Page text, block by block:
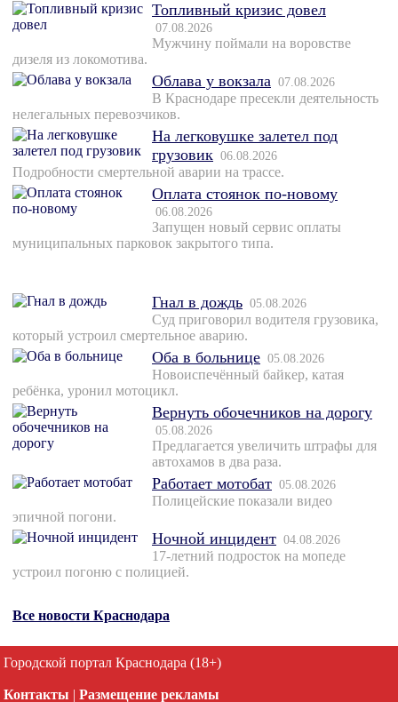
Топливный кризис довел
07.08.2026
Мужчину поймали на воровстве
дизеля из локомотива.
Облава у вокзала 07.08.2026
В Краснодаре пресекли деятельность
нелегальных перевозчиков.
На легковушке залетел под
грузовик 06.08.2026
Подробности смертельной аварии на трассе.
Оплата стоянок по-новому
06.08.2026
Запущен новый сервис оплаты
муниципальных парковок закрытого типа.
Гнал в дождь 05.08.2026
Суд приговорил водителя грузовика,
который устроил смертельное аварию.
Оба в больнице 05.08.2026
Новоиспечённый байкер, катая
ребёнка, уронил мотоцикл.
Вернуть обочечников на дорогу
05.08.2026
Предлагается увеличить штрафы для
автохамов в два раза.
Работает мотобат 05.08.2026
Полицейские показали видео
эпичной погони.
Ночной инцидент 04.08.2026
17-летний подросток на мопеде
устроил погоню с полицией.
Все новости Краснодара
Городской портал Краснодара (18+)
Контакты | Размещение рекламы